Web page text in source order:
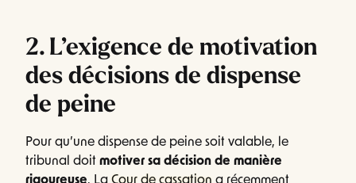
2. L’exigence de motivation
des décisions de dispense
de peine
Pour qu’une dispense de peine soit valable, le
tribunal doit motiver sa décision de manière
rigoureuse. La Cour de cassation a récemment